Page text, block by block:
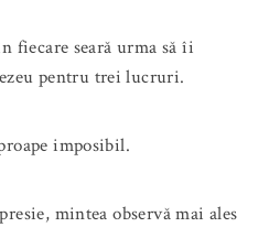
fiecare seară urma să îi
pentru trei lucruri.
imposibil.
mintea observă mai ales